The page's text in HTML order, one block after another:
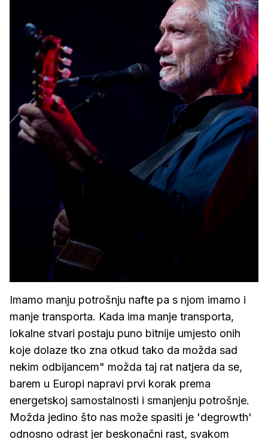
Imamo manju potrošnju nafte pa s njom imamo i
manje transporta. Kada ima manje transporta,
lokalne stvari postaju puno bitnije umjesto onih
koje dolaze tko zna otkud tako da možda sad
nekim odbijancem" možda taj rat natjera da se,
barem u Europi napravi prvi korak prema
energetskoj samostalnosti i smanjenju potrošnje.
Možda jedino što nas može spasiti je 'degrowth'
odnosno odrast jer beskonačni rast, svakom